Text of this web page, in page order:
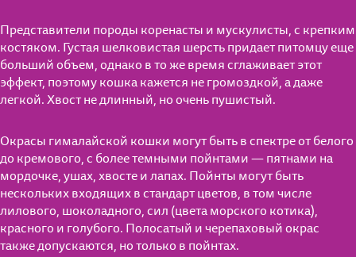
Представители породы коренасты и мускулисты, с крепким
костяком. Густая шелковистая шерсть придает питомцу еще
больший объем, однако в то же время сглаживает этот
эффект, поэтому кошка кажется не громоздкой, а даже
легкой. Хвост не длинный, но очень пушистый.
Окрасы гималайской кошки могут быть в спектре от белого
до кремового, с более темными пойнтами — пятнами на
мордочке, ушах, хвосте и лапах. Пойнты могут быть
нескольких входящих в стандарт цветов, в том числе
лилового, шоколадного, сил (цвета морского котика),
красного и голубого. Полосатый и черепаховый окрас
также допускаются, но только в пойнтах.